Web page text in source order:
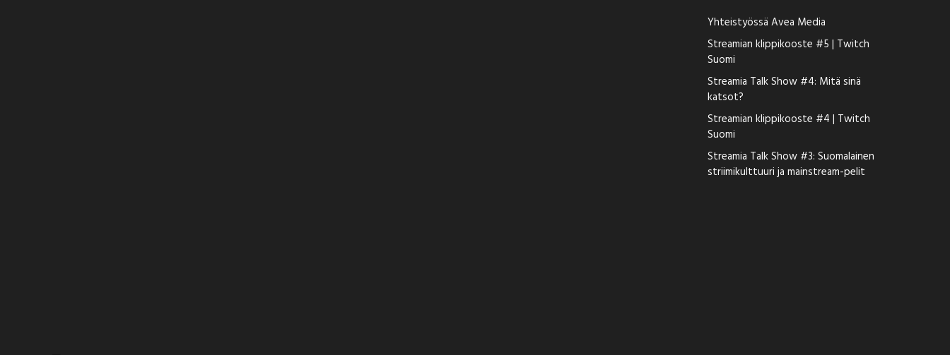
Yhteistyössä Avea Media
Streamian klippikooste #5 | Twitch
Suomi
Streamia Talk Show #4: Mitä sinä
katsot?
Streamian klippikooste #4 | Twitch
Suomi
Streamia Talk Show #3: Suomalainen
striimikulttuuri ja mainstream-pelit